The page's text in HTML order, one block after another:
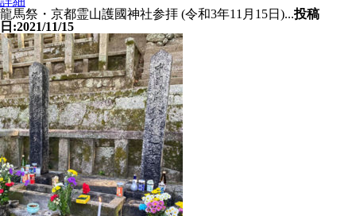
龍馬祭・京都霊山護國神社参拝 (令和3年11月15日)...投稿
日:2021/11/15